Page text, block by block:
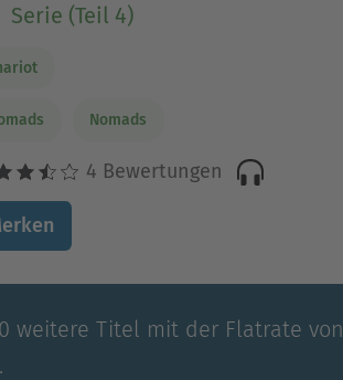
Serie (Teil 4)
Nomads
4 Bewertungen
weitere Titel mit der Flatrate von